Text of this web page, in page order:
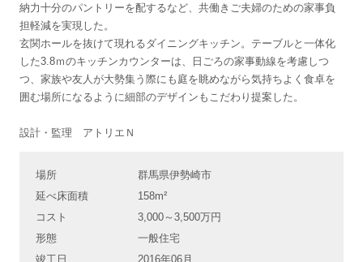
納力十分のパントリーを配するなど、共働きご夫婦のための家事負
担軽減を実現した。
玄関ホールを抜けて現れるダイニングキッチン。テーブルと一体化
した3.8ｍのキッチンカウンターは、日ごろの家事動線を考慮しつ
つ、家族や友人が大勢集う際にも庭を眺めながら気持ちよく食卓を
囲む場所になるように細部のデザインもこだわり提案した。
設計・監理 アトリエＮ
場所
群馬県伊勢崎市
延べ床面積
158m²
コスト
3,000～3,500万円
形態
一般住宅
竣工日
2016年06月